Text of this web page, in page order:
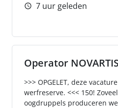
7 uur geleden
Operator NOVARTIS
>>> OPGELET, deze
werfreserve. <<< 150!
oogdruppels produceren